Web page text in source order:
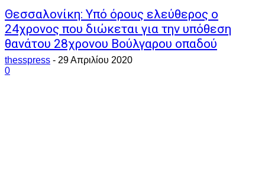
Θεσσαλονίκη: Υπό όρους ελεύθερος ο
24χρονος που διώκεται για την υπόθεση
θανάτου 28χρονου Βούλγαρου οπαδού
thesspress - 29 Απριλίου 2020
0